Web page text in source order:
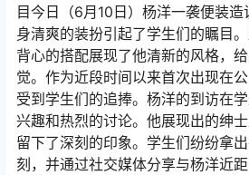
目今日（6月10日）杨洋一袭便装
身清爽的装扮引起了学生们的瞩目
背心的搭配展现了他清新的风格，
觉。作为近段时间以来首次出现在
受到学生们的追捧。杨洋的到访在
兴趣和热烈的讨论。他展现出的绅
留下了深刻的印象。学生们纷纷拿
刻，并通过社交媒体分享与杨洋近距